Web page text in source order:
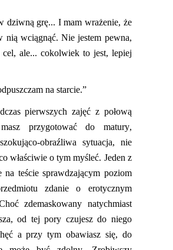
dziwną grę... I mam wrażenie, że
nią wciągnąć. Nie jestem pewna,
ale... cokolwiek to jest, lepiej
na starcie.”
pierwszych zajęć z połową
przygotować do matury,
o-obraźliwa sytuacja, nie
właściwie o tym myśleć. Jeden z
na teście sprawdzającym poziom
edmiotu zdanie o erotycznym
zdemaskowany natychmiast
od tej pory czujesz do niego
a przy tym obawiasz się, do